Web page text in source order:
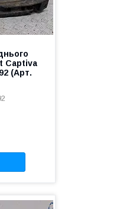
Captiva
(Арт.